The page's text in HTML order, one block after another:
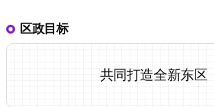
区政目标
共同打造全新东区